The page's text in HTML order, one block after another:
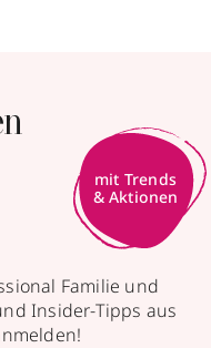
mit Trends
& Aktionen
Familie und
Insider-Tipps aus